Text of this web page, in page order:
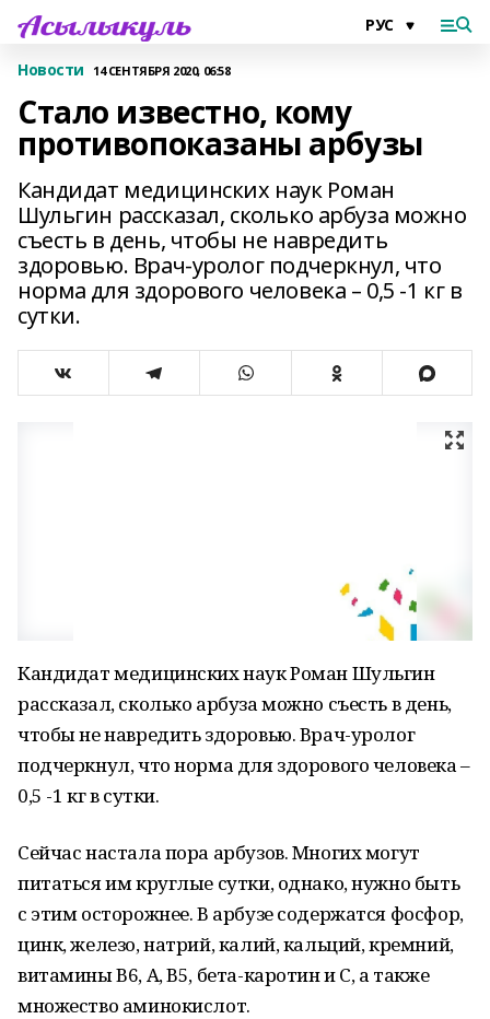
Новости 14 СЕНТЯБРЯ 2020, 06:58
Стало известно, кому
противопоказаны арбузы
Кандидат медицинских наук Роман
Шульгин рассказал, сколько арбуза можно
съесть в день, чтобы не навредить
здоровью. Врач-уролог подчеркнул, что
норма для здорового человека – 0,5 -1 кг в
сутки.
Кандидат медицинских наук Роман Шульгин
рассказал, сколько арбуза можно съесть в день,
чтобы не навредить здоровью. Врач-уролог
подчеркнул, что норма для здорового человека –
0,5 -1 кг в сутки.
Сейчас настала пора арбузов. Многих могут
питаться им круглые сутки, однако, нужно быть
с этим осторожнее. В арбузе содержатся фосфор,
цинк, железо, натрий, калий, кальций, кремний,
витамины В6, А, В5, бета-каротин и С, а также
множество аминокислот.